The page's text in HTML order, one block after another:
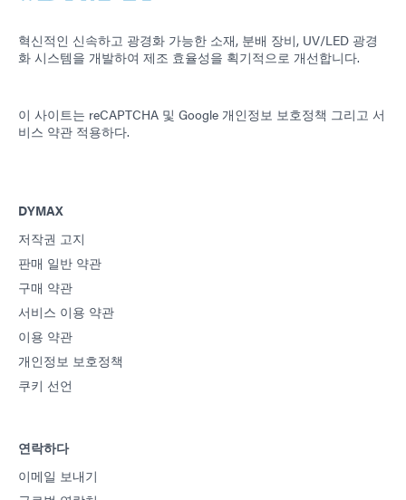
혁신적인 신속하고 광경화 가능한 소재, 분배 장비, UV/LED 광경
화 시스템을 개발하여 제조 효율성을 획기적으로 개선합니다.
이 사이트는 reCAPTCHA 및 Google 개인정보 보호정책 그리고 서
비스 약관 적용하다.
DYMAX
저작권 고지
판매 일반 약관
구매 약관
서비스 이용 약관
이용 약관
개인정보 보호정책
쿠키 선언
연락하다
이메일 보내기